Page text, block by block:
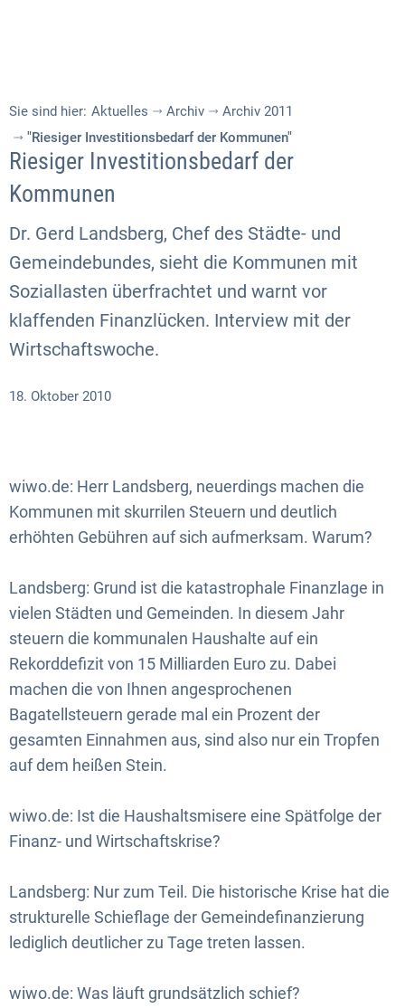
Sie sind hier: Aktuelles Archiv
Archiv 2011
"Riesiger Investitionsbedarf der Kommunen"
Riesiger Investitionsbedarf der
Kommunen
Dr. Gerd Landsberg, Chef des Städte- und
Gemeindebundes, sieht die Kommunen mit
Soziallasten überfrachtet und warnt vor
klaffenden Finanzlücken. Interview mit der
Wirtschaftswoche.
18. Oktober 2010
wiwo.de: Herr Landsberg, neuerdings machen die
Kommunen mit skurrilen Steuern und deutlich
erhöhten Gebühren auf sich aufmerksam. Warum?
Landsberg: Grund ist die katastrophale Finanzlage in
vielen Städten und Gemeinden. In diesem Jahr
steuern die kommunalen Haushalte auf ein
Rekorddefizit von 15 Milliarden Euro zu. Dabei
machen die von Ihnen angesprochenen
Bagatellsteuern gerade mal ein Prozent der
gesamten Einnahmen aus, sind also nur ein Tropfen
auf dem heißen Stein.
wiwo.de: Ist die Haushaltsmisere eine Spätfolge der
Finanz- und Wirtschaftskrise?
Landsberg: Nur zum Teil. Die historische Krise hat die
strukturelle Schieflage der Gemeindefinanzierung
lediglich deutlicher zu Tage treten lassen.
wiwo.de: Was läuft grundsätzlich schief?